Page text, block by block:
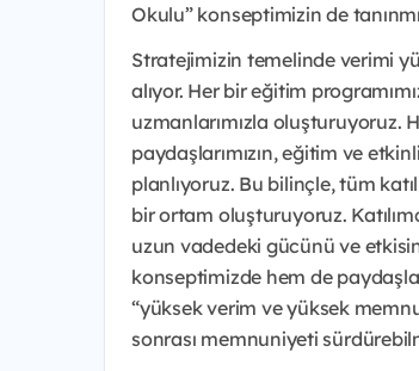
Okulu” konseptimizin de
Stratejimizin temelinde verimi
alıyor. Her bir eğitim
uzmanlarımızla oluşturuyoruz.
paydaşlarımızın, eğitim ve
planlıyoruz. Bu bilinçle, tüm
bir ortam oluşturuyoruz.
uzun vadedeki gücünü ve
konseptimizde hem de
“yüksek verim ve yüksek
sonrası memnuniyeti